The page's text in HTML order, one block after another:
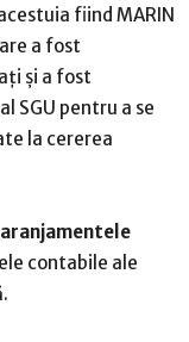
fiind MARIN
a fost
şi a fost
SGU pentru a se
la cererea
contabile ale